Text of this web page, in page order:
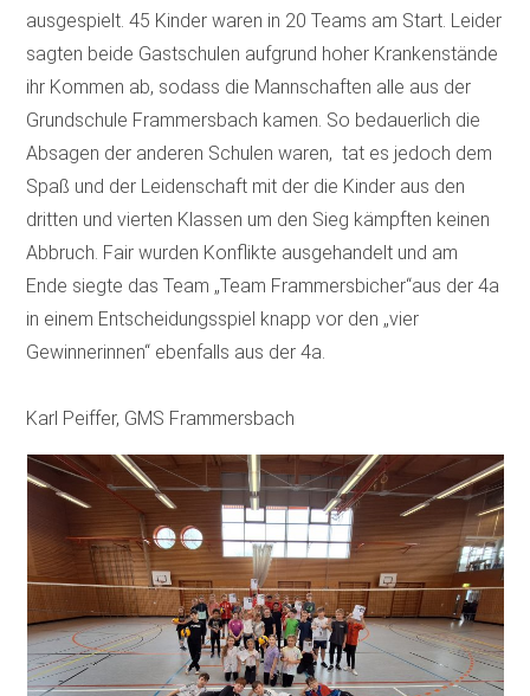
ausgespielt. 45 Kinder waren in 20 Teams am Start. Leider
sagten beide Gastschulen aufgrund hoher Krankenstände
ihr Kommen ab, sodass die Mannschaften alle aus der
Grundschule Frammersbach kamen. So bedauerlich die
Absagen der anderen Schulen waren, tat es jedoch dem
Spaß und der Leidenschaft mit der die Kinder aus den
dritten und vierten Klassen um den Sieg kämpften keinen
Abbruch. Fair wurden Konflikte ausgehandelt und am
Ende siegte das Team „Team Frammersbicher“aus der 4a
in einem Entscheidungsspiel knapp vor den „vier
Gewinnerinnen“ ebenfalls aus der 4a.
Karl Peiffer, GMS Frammersbach